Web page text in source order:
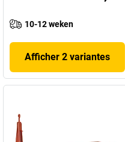
10-12 weken
Afficher 2 variantes